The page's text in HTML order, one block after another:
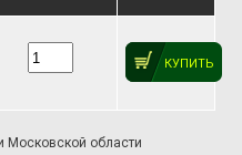
КУПИТЬ
Московской области